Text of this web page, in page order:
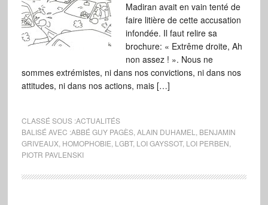
Madiran avait en vain tenté de
faire litière de cette accusation
infondée. Il faut relire sa
brochure: « Extrême droite, Ah
non assez ! ». Nous ne
sommes extrémistes, ni dans nos convictions, ni dans nos
attitudes, ni dans nos actions, mais […]
CLASSÉ SOUS :ACTUALITÉS
BALISÉ AVEC :ABBÉ GUY PAGÈS, ALAIN DUHAMEL
BENJAMIN
GRIVEAUX, HOMOPHOBIE LGBT, LOI GAYSSOT, LOI PERBEN
PIOTR PAVLENSKI